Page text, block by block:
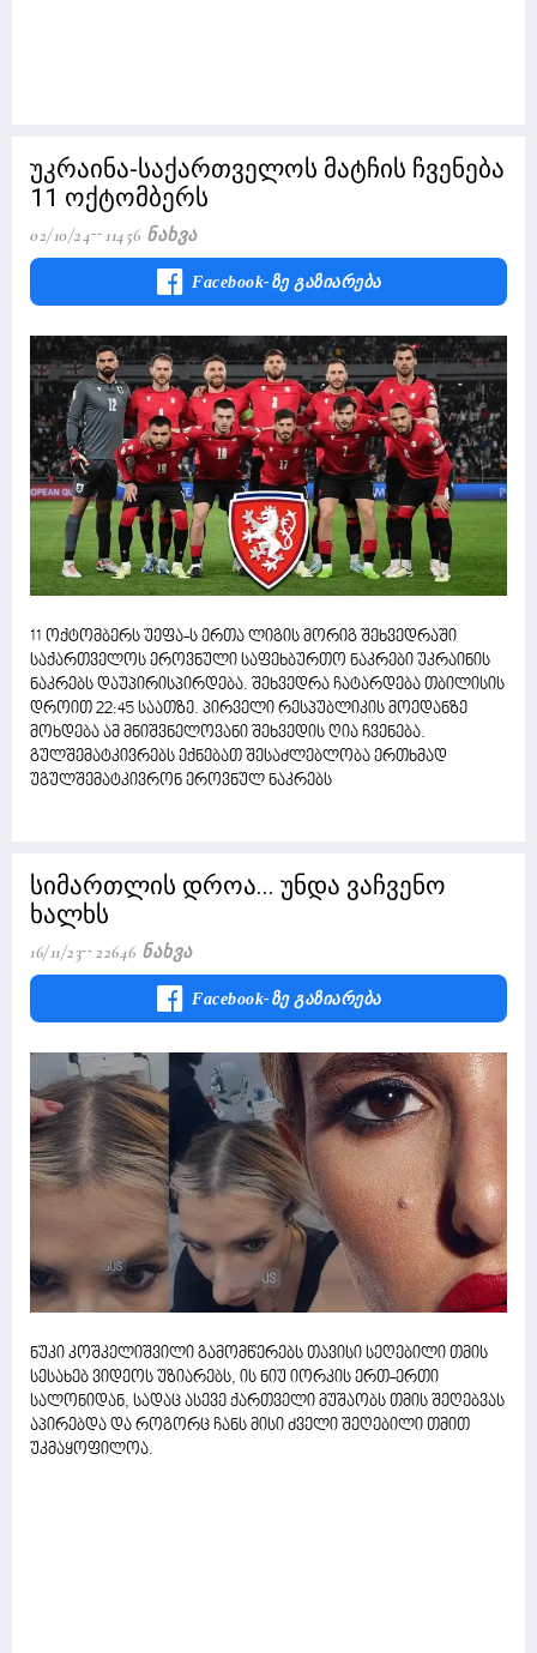
უკრაინა-საქართველოს მატჩის ჩვენება
11 ოქტომბერს
02/10/24 11456 Ნახვა
Facebook-Ზე Გაზიარება
11 ოქტომბერს უეფა-ს ერთა ლიგის მორიგ შეხვედრაში
საქართველოს ეროვნული საფეხბურთო ნაკრები უკრაინის
ნაკრებს დაუპირისპირდება. შეხვედრა ჩატარდება თბილისის
დროით 22:45 საათზე. პირველი რესპუბლიკის მოედანზე
მოხდება ამ მნიშვნელოვანი შეხვედის ღია ჩვენება.
გულშემატკივრებს ექნებათ შესაძლებლობა ერთხმად
უგულშემატკივრონ ეროვნულ ნაკრებს
სიმართლის დროა... უნდა ვაჩვენო
ხალხს
16/11/23 22646 Ნახვა
Facebook-Ზე Გაზიარება
ნუკი კოშკელიშვილი გამომწერებს თავისი სეღებილი თმის
სესახებ ვიდეოს უზიარებს, ის ნიუ იორკის ერთ-ერთი
სალონიდან, სადაც ასევე ქართველი მუშაობს თმის შეღებვას
აპირებდა და როგორც ჩანს მისი ძველი შეღებილი თმით
უკმაყოფილოა.